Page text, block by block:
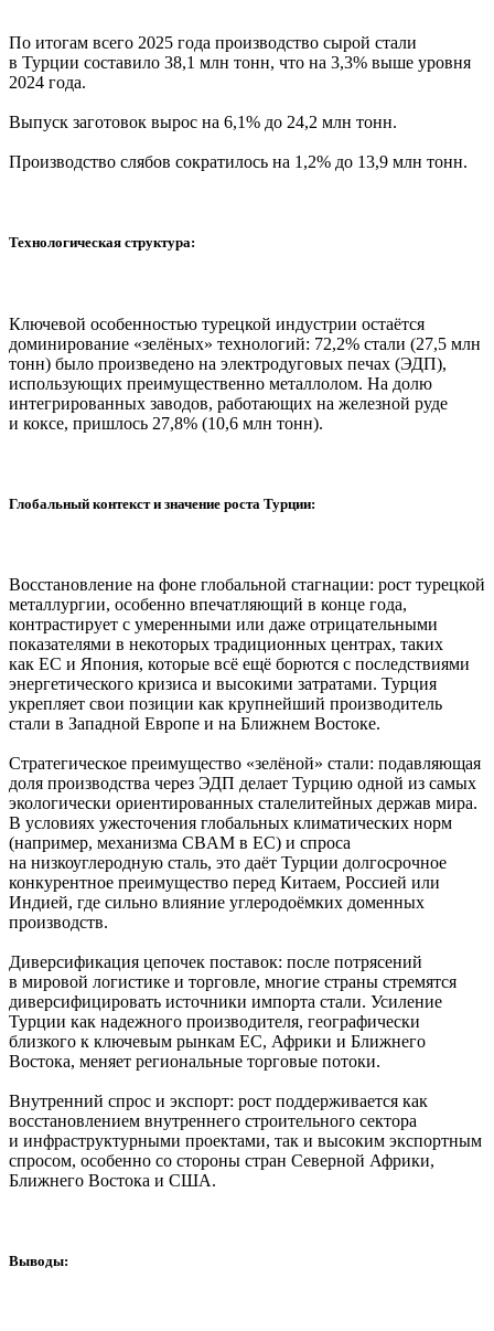
По итогам всего 2025 года производство сырой стали
в Турции составило 38,1 млн тонн, что на 3,3% выше уровня
2024 года.
Выпуск заготовок вырос на 6,1% до 24,2 млн тонн.
Производство слябов сократилось на 1,2% до 13,9 млн тонн.
Технологическая структура:
Ключевой особенностью турецкой индустрии остаётся
доминирование «зелёных» технологий: 72,2% стали (27,5 млн
тонн) было произведено на электродуговых печах (ЭДП),
использующих преимущественно металлолом. На долю
интегрированных заводов, работающих на железной руде
и коксе, пришлось 27,8% (10,6 млн тонн).
Глобальный контекст и значение роста Турции:
Восстановление на фоне глобальной стагнации: рост турецкой
металлургии, особенно впечатляющий в конце года,
контрастирует с умеренными или даже отрицательными
показателями в некоторых традиционных центрах, таких
как ЕС и Япония, которые всё ещё борются с последствиями
энергетического кризиса и высокими затратами. Турция
укрепляет свои позиции как крупнейший производитель
стали в Западной Европе и на Ближнем Востоке.
Стратегическое преимущество «зелёной» стали: подавляющая
доля производства через ЭДП делает Турцию одной из самых
экологически ориентированных сталелитейных держав мира.
В условиях ужесточения глобальных климатических норм
(например, механизма CBAM в ЕС) и спроса
на низкоуглеродную сталь, это даёт Турции долгосрочное
конкурентное преимущество перед Китаем, Россией или
Индией, где сильно влияние углеродоёмких доменных
производств.
Диверсификация цепочек поставок: после потрясений
в мировой логистике и торговле, многие страны стремятся
диверсифицировать источники импорта стали. Усиление
Турции как надежного производителя, географически
близкого к ключевым рынкам ЕС, Африки и Ближнего
Востока, меняет региональные торговые потоки.
Внутренний спрос и экспорт: рост поддерживается как
восстановлением внутреннего строительного сектора
и инфраструктурными проектами, так и высоким экспортным
спросом, особенно со стороны стран Северной Африки,
Ближнего Востока и США.
Выводы: